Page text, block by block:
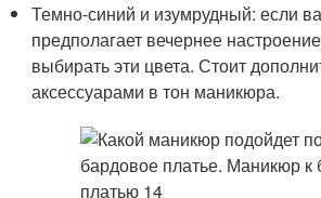
Темно-синий и изумрудный: если
предполагает вечернее
выбирать эти цвета. Стоит
аксессуарами в тон маникюра.